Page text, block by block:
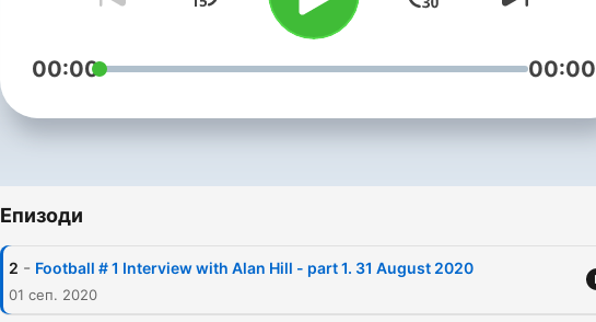
00:00 00:00
Епизоди
2 - Football # 1 Interview with Alan Hill - part 1. 31 August 2020
01 сеп. 2020